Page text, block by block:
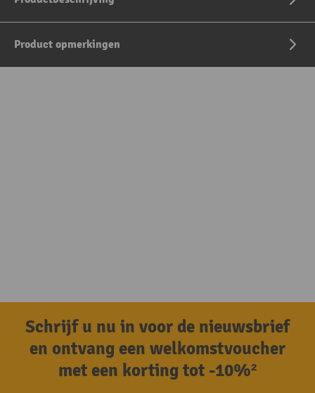
Product opmerkingen
Schrijf u nu in voor de nieuwsbrief
en ontvang een welkomstvoucher
met een korting tot -10%²